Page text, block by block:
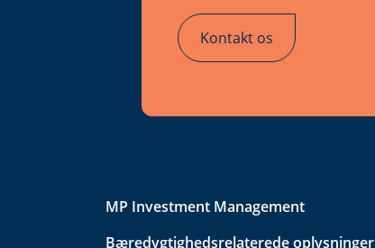
Kontakt os
MP Investment Management
Bæredygtighedsrelaterede oplysninger